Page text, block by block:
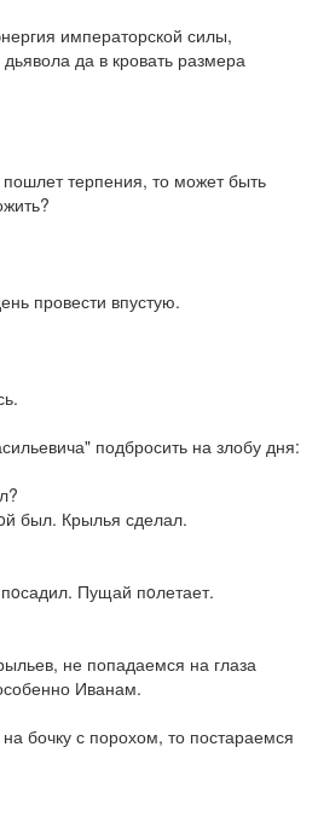
императорской силы,
да в кровать размера
терпения, то может быть
провести впустую.
подбросить на злобу дня:
был. Крылья сделал.
Пущай пoлетает.
не попадаемся на глаза
Иванам.
бочку с порохом, то постараемся